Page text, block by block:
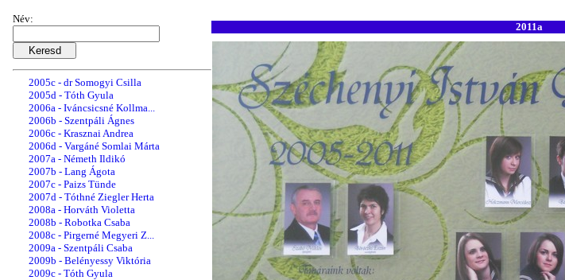
Név:2004b - Pirgerné Megyeri Z...
2004d - Simonné Schöberl E...
2005a - Greksza Tünde
2005b - Kurányi Éva
2005c - dr Somogyi Csilla
2005d - Tóth Gyula
2006a - Iváncsicsné Kollma...
2006b - Szentpáli Ágnes
2006c - Krasznai Andrea
2006d - Vargáné Somlai Márta
2007a - Németh Ildikó
2007b - Lang Ágota
2007c - Paizs Tünde
2007d - Tóthné Ziegler Herta
2008a - Horváth Violetta
2008b - Robotka Csaba
2008c - Pirgerné Megyeri Z...
2009a - Szentpáli Csaba
2009b - Belényessy Viktória
2009c - Tóth Gyula
2011a